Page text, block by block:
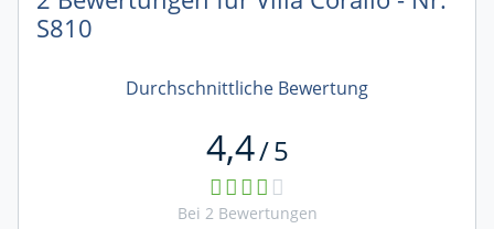
S810
Durchschnittliche Bewertung
4,4/5
Bei 2 Bewertungen